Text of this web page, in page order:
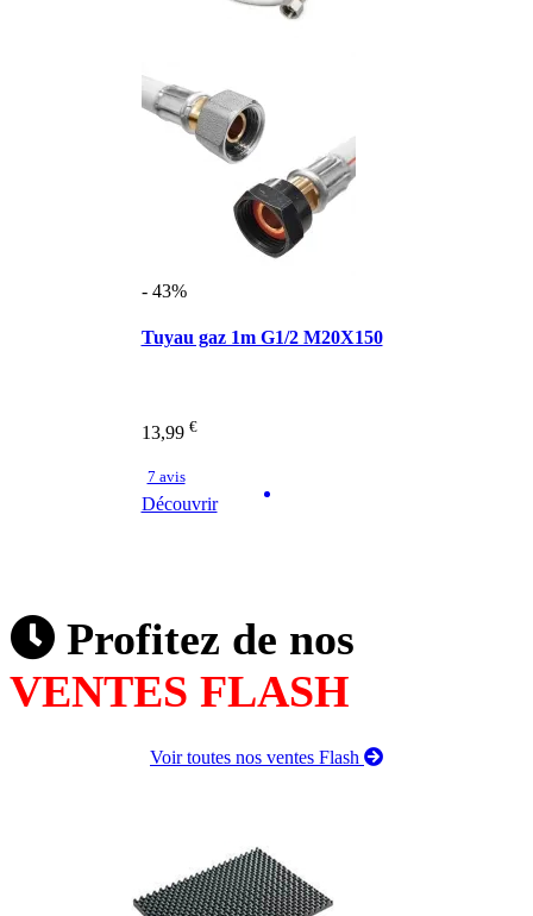
- 43%
Tuyau gaz 1m G1/2 M20X150
13,99 €
7 avis
Découvrir
Profitez de nos
VENTES FLASH
Voir toutes nos ventes Flash